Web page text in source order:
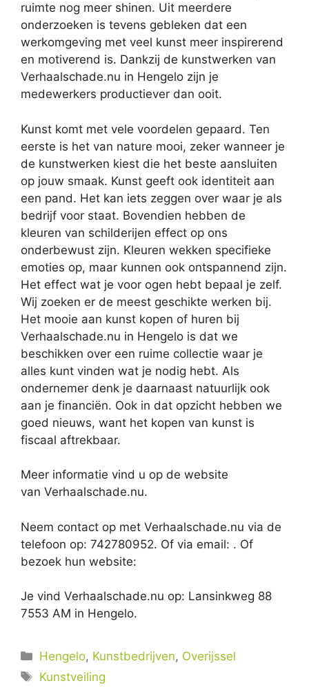
ruimte nog meer shinen. Uit meerdere
onderzoeken is tevens gebleken dat een
werkomgeving met veel kunst meer inspirerend
en motiverend is. Dankzij de kunstwerken van
Verhaalschade.nu in Hengelo zijn je
medewerkers productiever dan ooit.
Kunst komt met vele voordelen gepaard. Ten
eerste is het van nature mooi, zeker wanneer je
de kunstwerken kiest die het beste aansluiten
op jouw smaak. Kunst geeft ook identiteit aan
een pand. Het kan iets zeggen over waar je als
bedrijf voor staat. Bovendien hebben de
kleuren van schilderijen effect op ons
onderbewust zijn. Kleuren wekken specifieke
emoties op, maar kunnen ook ontspannend zijn.
Het effect wat je voor ogen hebt bepaal je zelf.
Wij zoeken er de meest geschikte werken bij.
Het mooie aan kunst kopen of huren bij
Verhaalschade.nu in Hengelo is dat we
beschikken over een ruime collectie waar je
alles kunt vinden wat je nodig hebt. Als
ondernemer denk je daarnaast natuurlijk ook
aan je financiën. Ook in dat opzicht hebben we
goed nieuws, want het kopen van kunst is
fiscaal aftrekbaar.
Meer informatie vind u op de website
van Verhaalschade.nu.
Neem contact op met Verhaalschade.nu via de
telefoon op: 742780952. Of via email: . Of
bezoek hun website:
Je vind Verhaalschade.nu op: Lansinkweg 88
7553 AM in Hengelo.
Categorieën
Hengelo, Kunstbedrijven, Overijssel
Tags
Kunstveiling